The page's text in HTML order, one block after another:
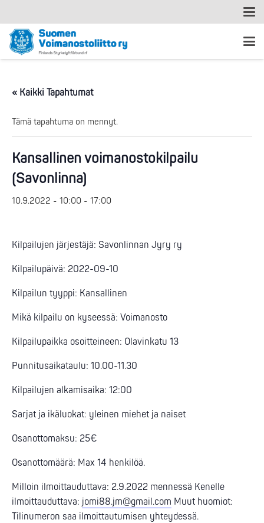
« Kaikki Tapahtumat
Tämä tapahtuma on mennyt.
Kansallinen voimanostokilpailu
(Savonlinna)
10.9.2022 - 10:00 - 17:00
Kilpailujen järjestäjä: Savonlinnan Jyry ry
Kilpailupäivä: 2022-09-10
Kilpailun tyyppi: Kansallinen
Mikä kilpailu on kyseessä: Voimanosto
Kilpailupaikka osoitteineen: Olavinkatu 13
Punnitusaikataulu: 10.00-11.30
Kilpailujen alkamisaika: 12:00
Sarjat ja ikäluokat: yleinen miehet ja naiset
Osanottomaksu: 25€
Osanottomäärä: Max 14 henkilöä.
Milloin ilmoittauduttava: 2.9.2022 mennessä Kenelle
ilmoittauduttava: jomi88.jm@gmail.com Muut huomiot:
Tilinumeron saa ilmoittautumisen yhteydessä.